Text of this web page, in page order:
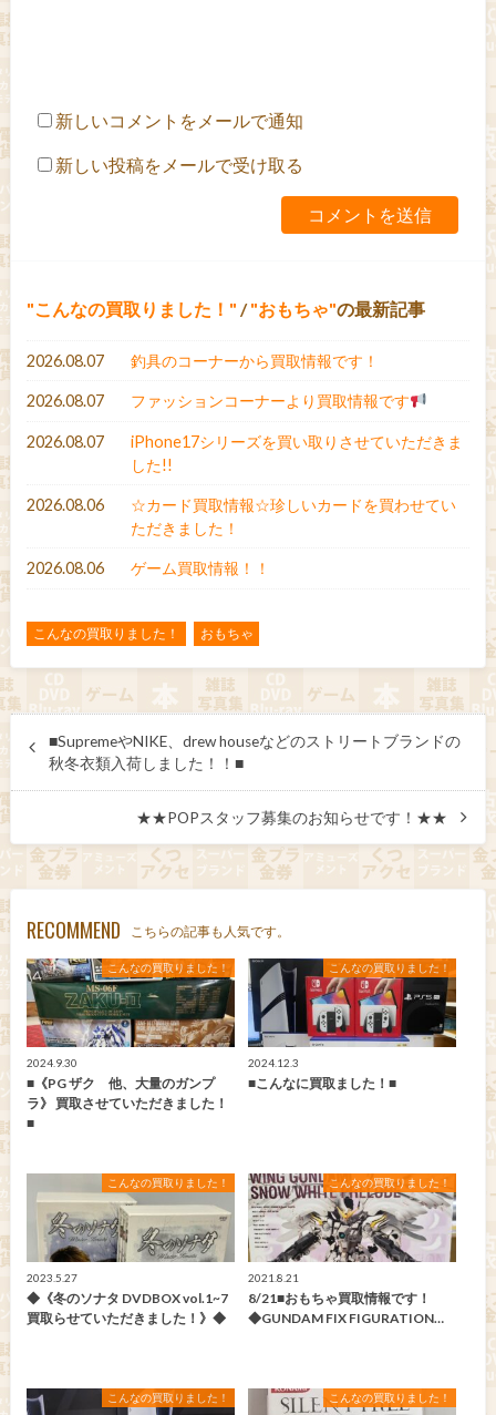
新しいコメントをメールで通知
新しい投稿をメールで受け取る
こんなの買取りました！ / おもちゃ の最新記事
2026.08.07 釣具のコーナーから買取情報です！
2026.08.07 ファッションコーナーより買取情報です
2026.08.07
iPhone17シリーズを買い取りさせていただきま
した!!
2026.08.06
☆カード買取情報☆珍しいカードを買わせてい
ただきました！
2026.08.06 ゲーム買取情報！！
こんなの買取りました！ おもちゃ
■SupremeやNIKE、drew houseなどのストリートブランドの
秋冬衣類入荷しました！！■
★★POPスタッフ募集のお知らせです！★★
RECOMMEND こちらの記事も人気です。
こんなの買取りました！
2024.9.30
■《PG ザク 他、大量のガンプ
ラ》 買取させていただきました！
■
こんなの買取りました！
2024.12.3
■こんなに買取ました！■
こんなの買取りました！
2023.5.27
◆《冬のソナタ DVDBOX vol.1~7
買取らせていただきました！》◆
こんなの買取りました！
2021.8.21
8/21■おもちゃ買取情報です！
◆GUNDAM FIX FIGURATION…
こんなの買取りました！ こんなの買取りました！